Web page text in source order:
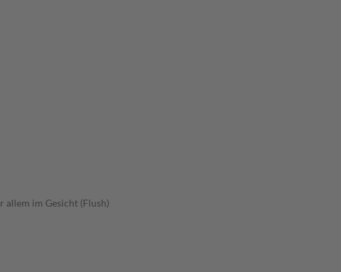
im Gesicht (Flush)